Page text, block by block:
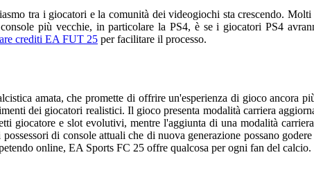
tra i giocatori e la comunità dei videogiochi sta crescendo.
più vecchie, in particolare la PS4, è se i giocatori PS4
crediti EA FUT 25 per facilitare il processo.
amata, che promette di offrire un'esperienza di gioco ancora
dei giocatori realistici. Il gioco presenta modalità carriera
giocatore e slot evolutivi, mentre l'aggiunta di una modalità
di console attuali che di nuova generazione possano
online, EA Sports FC 25 offre qualcosa per ogni fan del calcio.